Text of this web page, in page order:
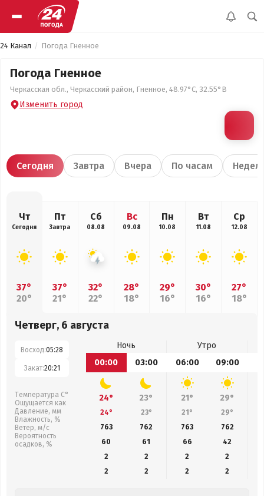
24 Канал Погода Гненное
Погода Гненное
Черкасская обл., Черкасский район, Гненное, 48.97°С, 32.55°В
Изменить город
Сегодня Завтра Вчера По часам
Чт
Сегодня
37°
20°
Пт
Завтра
37°
21°
Сб
08.08
32°
22°
Вс
09.08
28°
18°
Пн
10.08
29°
16°
Вт
11.08
30°
16°
Ср
12.08
27°
18°
Четверг, 6 августа
Восход:05:28
Закат:20:21
Температура С°
Ощущается как
Давление, мм
Влажность, %
Ветер, м/с
Вероятность
осадков, %
Ночь
Утро
00:00
03:00 06:00 09:00
24° 23° 21° 29°
24° 23° 21° 29°
763
762 763 762
60
61 66
42
2
2 2
2
2
2 2 2